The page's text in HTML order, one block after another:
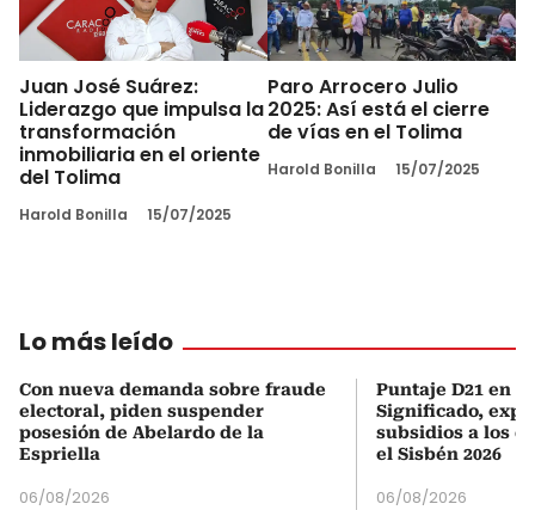
Juan José Suárez:
Liderazgo que impulsa la
transformación
inmobiliaria en el oriente
del Tolima
Harold Bonilla 15/07/2025
Paro Arrocero Julio
2025: Así está el cierre
de vías en el Tolima
Harold Bonilla 15/07/2025
Lo más leído
Con nueva demanda sobre fraude
electoral, piden suspender
posesión de Abelardo de la
Espriella
06/08/2026
Puntaje D21 en
Significado,
subsidios a los
el Sisbén 2026
06/08/2026